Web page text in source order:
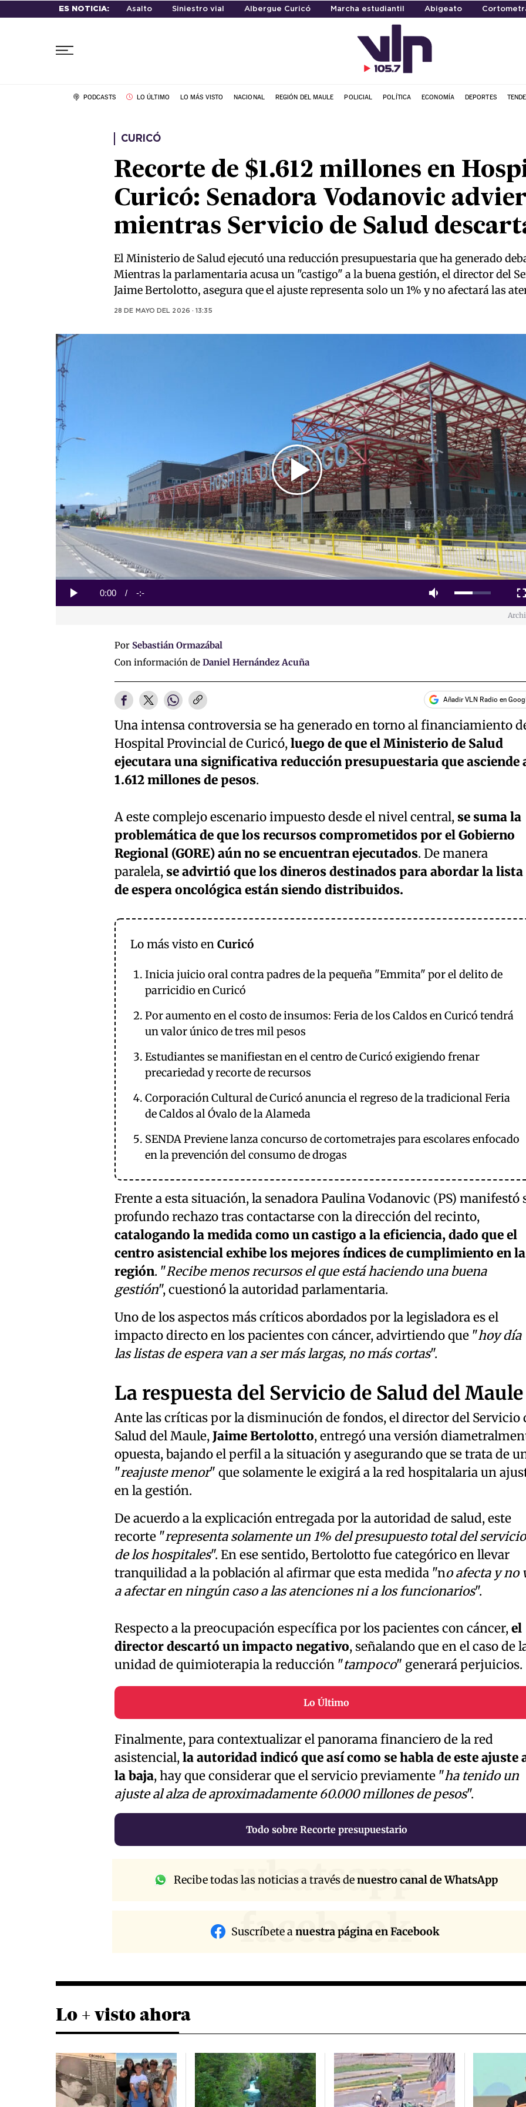
ES NOTICIA: Asalto Siniestro vial Albergue Curicó Marcha estudiantil Abigeato
PODCASTS LO ÚLTIMO LO MÁS VISTO NACIONAL REGIÓN DEL MAULE POLICIAL POLÍTICA ECONOMÍA DEPORTES
CURICÓ
Recorte de $1.612 millones en
Curicó: Senadora Vodanovic
mientras Servicio de Salud
El Ministerio de Salud ejecutó una reducción presupuestaria que ha generado
Mientras la parlamentaria acusa un "castigo" a la buena gestión, el director del
Jaime Bertolotto, asegura que el ajuste representa solo un 1% y no afectará las
28 DE MAYO DEL 2026 · 13:35
Play
Video
Play Mute
Current
0:00 / Duration
-:-
Loaded:
Por Sebastián Ormazábal
Con información de Daniel Hernández Acuña
Añadir VLN Radio en
Una intensa controversia se ha generado en torno al financiamiento
Hospital Provincial de Curicó,luego de que el Ministerio de Salud
ejecutara una significativa reducción presupuestaria que asciende
1.612 millones de pesos.
A este complejo escenario impuesto desde el nivel central,se suma la
problemática de que los recursos comprometidos por el Gobierno
Regional (GORE) aún no se encuentran ejecutados. De manera
paralela, se advirtió que los dineros destinados para abordar la lista
de espera oncológica están siendo distribuidos.
Lo más visto en Curicó
Inicia juicio oral contra padres de la pequeña "Emmita" por el delito de
parricidio en Curicó
Por aumento en el costo de insumos: Feria de los Caldos en Curicó tendrá
un valor único de tres mil pesos
Estudiantes se manifiestan en el centro de Curicó exigiendo frenar
precariedad y recorte de recursos
Corporación Cultural de Curicó anuncia el regreso de la tradicional Feria
de Caldos al Óvalo de la Alameda
SENDA Previene lanza concurso de cortometrajes para escolares enfocado
en la prevención del consumo de drogas
Frente a esta situación, la senadora Paulina Vodanovic (PS) manifestó
profundo rechazo tras contactarse con la dirección del recinto,
catalogando la medida como un castigo a la eficiencia, dado que el
centro asistencial exhibe los mejores índices de cumplimiento en la
región. "Recibe menos recursos el que está haciendo una buena
gestión", cuestionó la autoridad parlamentaria.
Uno de los aspectos más críticos abordados por la legisladora es el
impacto directo en los pacientes con cáncer, advirtiendo que "hoy día
las listas de espera van a ser más largas, no más cortas".
La respuesta del Servicio de Salud del Maule
Ante las críticas por la disminución de fondos, el director del Servicio
Salud del Maule,Jaime Bertolotto, entregó una versión
opuesta, bajando el perfil a la situación y asegurando que se trata de
"reajuste menor" que solamente le exigirá a la red hospitalaria un
en la gestión.
De acuerdo a la explicación entregada por la autoridad de salud, este
recorte "representa solamente un 1% del presupuesto total del
de los hospitales". En ese sentido, Bertolotto fue categórico en llevar
tranquilidad a la población al afirmar que esta medida "no afecta y no
a afectar en ningún caso a las atenciones ni a los funcionarios".
Respecto a la preocupación específica por los pacientes con cáncer,el
director descartó un impacto negativo, señalando que en el caso de
unidad de quimioterapia la reducción "tampoco" generará perjuicios.
Lo Último
Finalmente, para contextualizar el panorama financiero de la red
asistencial,la autoridad indicó que así como se habla de este ajuste
la baja, hay que considerar que el servicio previamente "ha tenido un
ajuste al alza de aproximadamente 60.000 millones de pesos".
Todo sobre Recorte presupuestario
whatsapp
Recibe todas las noticias a través denuestro canal de WhatsApp
facebook
Suscríbete anuestra página en Facebook
Lo + visto ahora